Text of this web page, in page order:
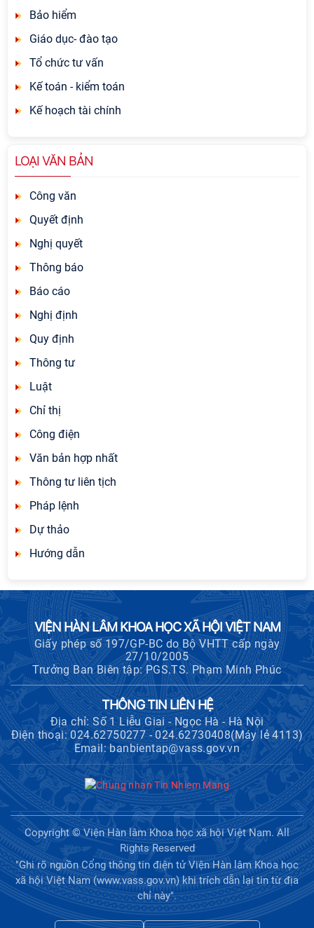
Bảo hiểm
Giáo dục- đào tạo
Tổ chức tư vấn
Kế toán - kiểm toán
Kế hoạch tài chính
LOẠI VĂN BẢN
Công văn
Quyết định
Nghị quyết
Thông báo
Báo cáo
Nghị định
Quy định
Thông tư
Luật
Chỉ thị
Công điện
Văn bản hợp nhất
Thông tư liên tịch
Pháp lệnh
Dự thảo
Hướng dẫn
VIỆN HÀN LÂM KHOA HỌC XÃ HỘI VIỆT NAM
Giấy phép số 197/GP-BC do Bộ VHTT cấp ngày
27/10/2005
Trưởng Ban Biên tập: PGS.TS. Phạm Minh Phúc
THÔNG TIN LIÊN HỆ
Địa chỉ: Số 1 Liễu Giai - Ngọc Hà - Hà Nội
Điện thoại: 024.62750277 - 024.62730408(Máy lẻ 4113)
Email: banbientap@vass.gov.vn
Copyright © Viện Hàn lâm Khoa học xã hội Việt Nam. All
Rights Reserved
"Ghi rõ nguồn Cổng thông tin điện tử Viện Hàn lâm Khoa học
xã hội Việt Nam (www.vass.gov.vn) khi trích dẫn lại tin từ địa
chỉ này".